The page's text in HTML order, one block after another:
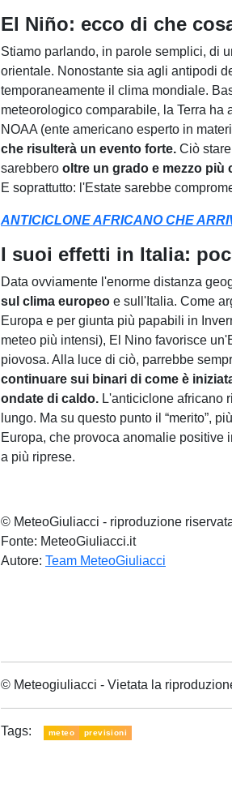
El Niño: ecco di che
Stiamo parlando, in parole semplici, di
orientale. Nonostante sia agli antipodi
temporaneamente il clima mondiale.
meteorologico comparabile, la Terra ha
NOAA (ente americano esperto in
che risulterà un evento forte. Ciò
sarebbero oltre un grado e mezzo più
E soprattutto: l'Estate sarebbe
ANTICICLONE AFRICANO CHE
I suoi effetti in Italia:
Data ovviamente l'enorme distanza
sul clima europeo e sull'Italia. Come
Europa e per giunta più papabili in
meteo più intensi), El Nino favorisce
piovosa. Alla luce di ciò, parrebbe
continuare sui binari di come è
ondate di caldo. L'anticiclone africano
lungo. Ma su questo punto il “merito”,
Europa, che provoca anomalie positive
a più riprese.
© MeteoGiuliacci - riproduzione
Fonte: MeteoGiuliacci.it
Autore: Team MeteoGiuliacci
© Meteogiuliacci - Vietata la
Tags: meteo previsioni